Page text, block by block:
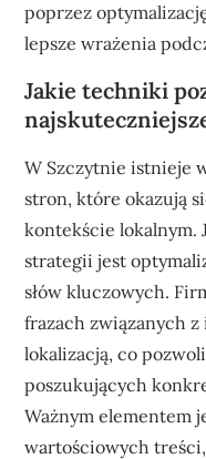
poprzez
lepsze wrażenia
Jakie techniki
W Szczytnie istnieje
stron, które okazują
kontekście lokalnym.
strategii jest
słów kluczowych.
frazach związanych z
lokalizacją, co
poszukujących
Ważnym elementem
wartościowych